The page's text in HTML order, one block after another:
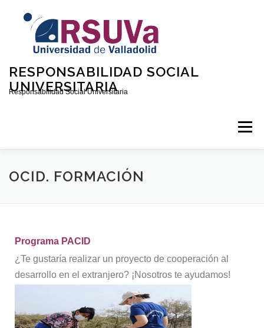
RESPONSABILIDAD SOCIAL
UNIVERSITARIA
Responsabilidad Social Universitaria
Menú
INICIO QUIÉNES SOMOS
DOCUMENTOS SOBRE RSU EN LA UVA
OCID. FORMACIÓN
Programa PACID
¿Te gustaría realizar un proyecto de cooperación al
desarrollo en el extranjero? ¡Nosotros te ayudamos!